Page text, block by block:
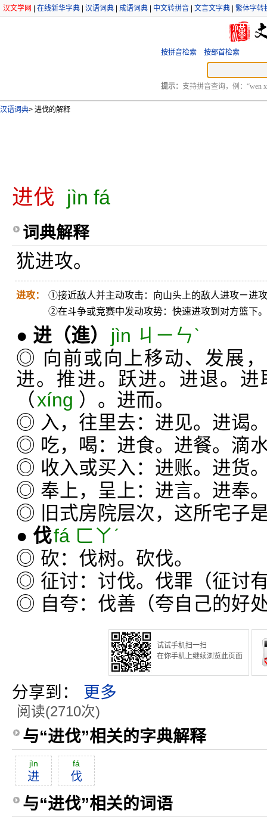
汉文学网 在线新华字典 汉语词典 成语词典 中文转拼音 文言文字典 繁体字转
按拼音检索 按部首检索
提示： 支持拼音查询，例：“wen
汉语词典> 进伐的解释
进伐 jìn fá
词典解释
犹进攻。
进攻：
①接近敌人并主动攻击：向山头上的敌人进攻ㄧ进
②在斗争或竞赛中发动攻势：快速进攻到对方篮下。
● 进 （進）
jìn ㄐㄧㄣˋ
◎ 向前或向上移动、发展，
进。推进。跃进。进退。
（xíng ）。进而。
◎ 入，往里去：进见。进谒
◎ 吃，喝：进食。进餐。滴
◎ 收入或买入：进账。进货
◎ 奉上，呈上：进言。进奉
◎ 旧式房院层次，这所宅子
● 伐fá ㄈㄚˊ
◎ 砍：伐树。砍伐。
◎ 征讨：讨伐。伐罪（征讨
◎ 自夸：伐善（夸自己的好
试试手机扫一扫
在你手机上继续浏览此页面
分享到： 更多
阅读(2710次)
与“进伐”相关的字典解释
jìn
进
fá
伐
与“进伐”相关的词语